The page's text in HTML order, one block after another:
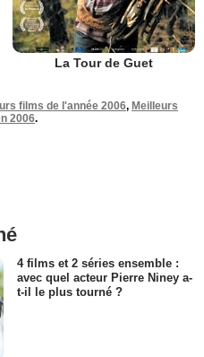
La Tour de Guet
films de l'année 2006, Meilleurs
2006.
4 films et 2 séries ensemble :
avec quel acteur Pierre Niney a-
t-il le plus tourné ?